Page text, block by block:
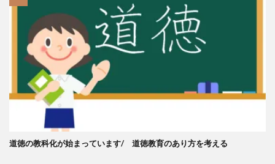
道徳の教科化が始まっています/ 道徳教育のあり方を考える